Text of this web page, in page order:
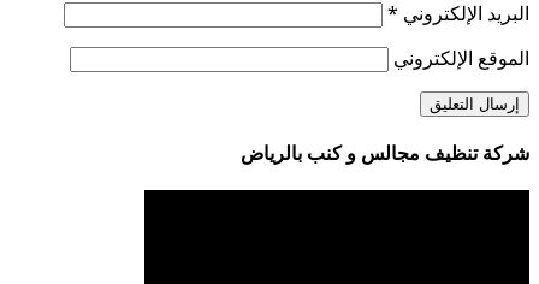
البريد الإلكتروني *
الموقع الإلكتروني
شركة تنظيف مجالس و كنب بالرياض